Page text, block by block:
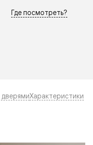
Где посмотреть?
дверямиХарактеристики